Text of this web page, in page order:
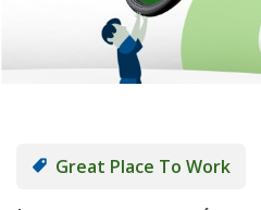
Great Place To Work